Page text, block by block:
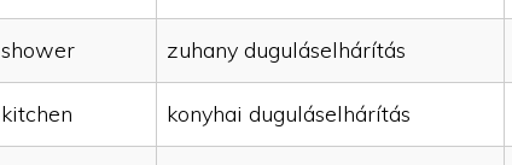
zuhany duguláselhárítás
konyhai duguláselhárítás